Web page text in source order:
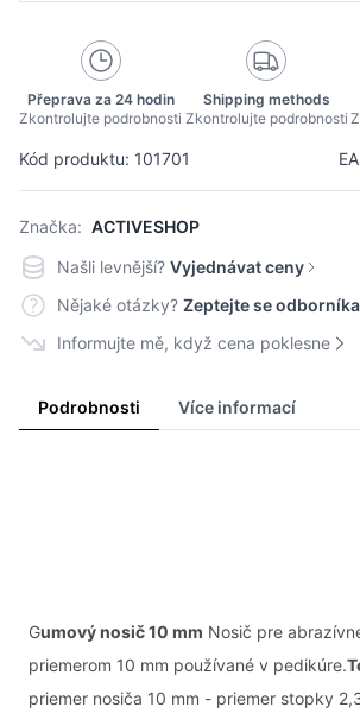
Kód produktu: 101701
Značka: ACTIVESHOP
Přeprava za 24 hodin
Zkontrolujte podrobnosti
Shipping methods
Zkontrolujte podrobnosti
Našli levnější? Vyjednávat ceny
Nějaké otázky? Zeptejte se odborníka
Informujte mě, když cena poklesne
Podrobnosti Více informací
Gumový nosič 10 mm Nosič pre
priemerom 10 mm používané v pedikúre.
priemer nosiča 10 mm - priemer stopky